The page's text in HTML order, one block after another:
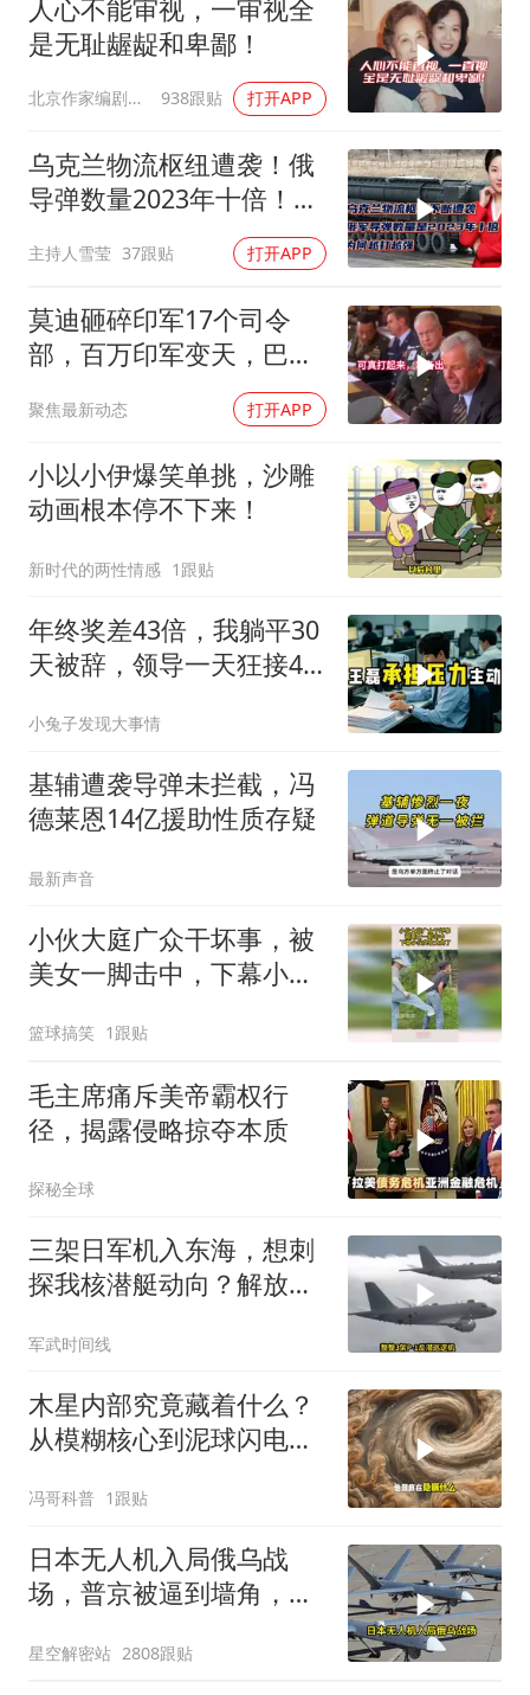
人心不能审视，一审视全
是无耻龌龊和卑鄙！
北京作家编剧肥猪满圈 938跟贴 打开APP
乌克兰物流枢纽遭袭！俄
导弹数量2023年十倍！为
主持人雪莹 37跟贴 打开APP
莫迪砸碎印军17个司令
部，百万印军变天，巴铁
聚焦最新动态 打开APP
小以小伊爆笑单挑，沙雕
动画根本停不下来！
新时代的两性情感 1跟贴
年终奖差43倍，我躺平30
天被辞，领导一天狂接47
小兔子发现大事情
基辅遭袭导弹未拦截，冯
德莱恩14亿援助性质存疑
最新声音
小伙大庭广众干坏事，被
美女一脚击中，下幕小伙
篮球搞笑 1跟贴
毛主席痛斥美帝霸权行
径，揭露侵略掠夺本质
探秘全球
三架日军机入东海，想刺
探我核潜艇动向？解放军
军武时间线
木星内部究竟藏着什么？
从模糊核心到泥球闪电，
冯哥科普 1跟贴
日本无人机入局俄乌战
场，普京被逼到墙角，这
星空解密站 2808跟贴